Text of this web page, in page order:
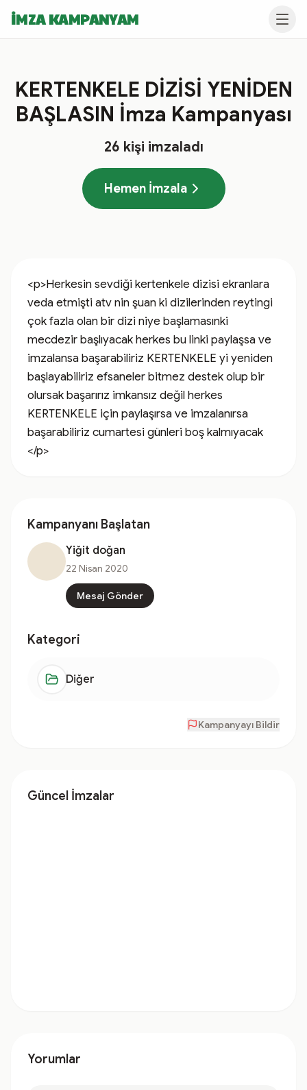
İMZA KAMPANYAM
KERTENKELE DİZİSİ YENİDEN
BAŞLASIN İmza Kampanyası
26 kişi imzaladı
Hemen İmzala
<p>Herkesin sevdiği kertenkele dizisi ekranlara
veda etmişti atv nin şuan ki dizilerinden reytingi
çok fazla olan bir dizi niye başlamasınki
mecdezir başlıyacak herkes bu linki paylaşsa ve
imzalansa başarabiliriz KERTENKELE yi yeniden
başlayabiliriz efsaneler bitmez destek olup bir
olursak başarırız imkansız değil herkes
KERTENKELE için paylaşırsa ve imzalanırsa
başarabiliriz cumartesi günleri boş kalmıyacak
</p>
Kampanyanı Başlatan
Yiğit doğan
22 Nisan 2020
Mesaj Gönder
Kategori
Diğer
Kampanyayı Bildir
Güncel İmzalar
Yorumlar